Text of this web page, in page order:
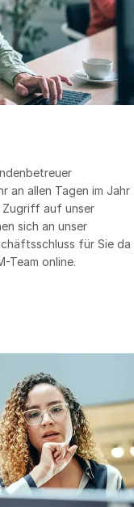
an allen Tagen im Jahr
Zugriff auf unser
sich an unser
für Sie da
Team online.